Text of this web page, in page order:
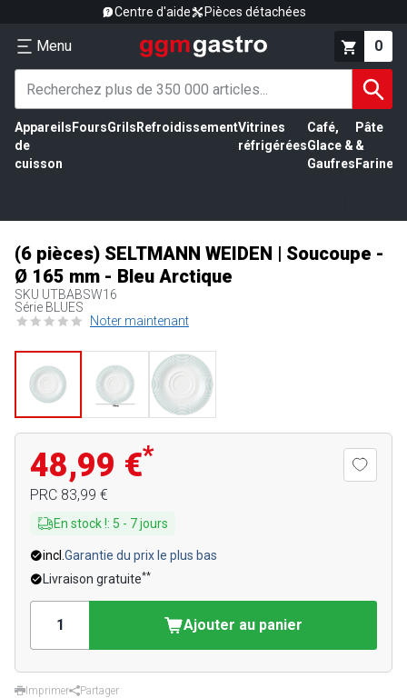
Centre d'aide Pièces détachées
Menu 0
Appareils
de
cuisson
FoursGrils RefroidissementVitrines
réfrigérées
Café,
Glace &
Gaufres
Pâte
&
Farine
(6 pièces) SELTMANN WEIDEN | Soucoupe -
Ø 165 mm - Bleu Arctique
SKU UTBABSW16
Série BLUES
Noter maintenant
48,99 €*
PRC 83,99 €
En stock !: 5 - 7jours
incl. Garantie du prix le plus bas
Livraison gratuite**
Ajouter au panier
Imprimer
Partager